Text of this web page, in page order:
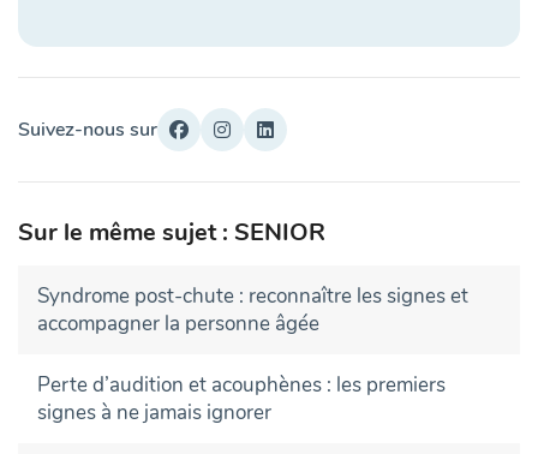
Suivez-nous sur
Sur le même sujet : SENIOR
Syndrome post-chute : reconnaître les signes et
accompagner la personne âgée
Perte d’audition et acouphènes : les premiers
signes à ne jamais ignorer